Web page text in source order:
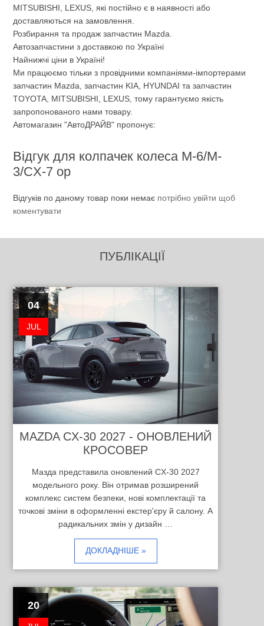
MITSUBISHI, LEXUS, які постійно є в наявності або
доставляються на замовлення.
Розбирання та продаж запчастин Mazda.
Автозапчастини з доставкою по Україні
Найнижчі ціни в Україні!
Ми працюємо тільки з провідними компаніями-імпортерами
запчастин Mazda, запчастин KIA, HYUNDAI та запчастин
TOYOTA, MITSUBISHI, LEXUS, тому гарантуємо якість
запропонованого нами товару.
Автомагазин "АвтоДРАЙВ" пропонує:
Відгук для колпачек колеса M-6/M-
3/CX-7 ор
Відгуків по даному товар поки немає потрібно увійти щоб
коментувати
ПУБЛІКАЦІЇ
04
JUL
MAZDA CX-30 2027 - ОНОВЛЕНИЙ
КРОСОВЕР
Мазда представила оновлений CX-30 2027
модельного року. Він отримав розширений
комплекс систем безпеки, нові комплектації та
точкові зміни в оформленні екстер'єру й салону. А
радикальних змін у дизайн …
ДОКЛАДНІШЕ »
20